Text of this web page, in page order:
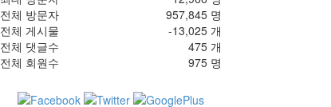
전체 방문자
957,845 명
전체 게시물
-13,025 개
전체 댓글수
475 개
전체 회원수
975 명